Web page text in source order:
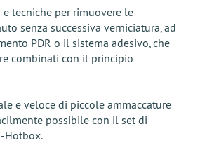
tecniche per rimuovere le
senza successiva verniciatura, ad
PDR o il sistema adesivo, che
combinati con il principio
e veloce di piccole ammaccature
possibile con il set di
Hotbox.